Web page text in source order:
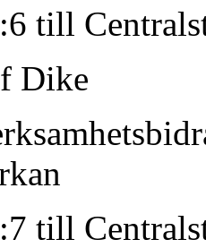
till
Dike
till